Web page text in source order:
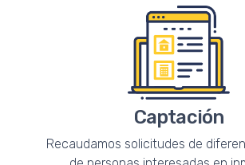
Captación
Recaudamos solicitudes de